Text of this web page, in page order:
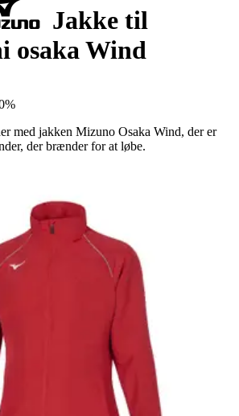
Jakke til
osaka Wind
med jakken Mizuno Osaka Wind, der er
der brænder for at løbe.